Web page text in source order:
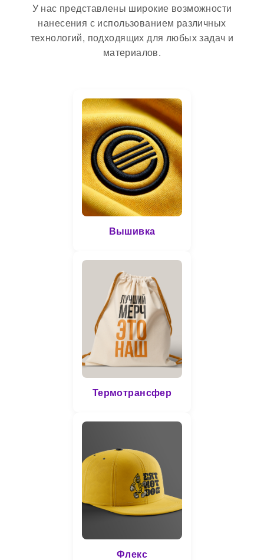
У нас представлены широкие возможности
нанесения с использованием различных
технологий, подходящих для любых задач и
материалов.
Вышивка
Термотрансфер
Флекс